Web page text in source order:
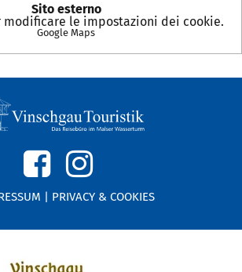
Sito esterno
modificare le impostazioni dei cookie.
Google Maps
| PRIVACY & COOKIES